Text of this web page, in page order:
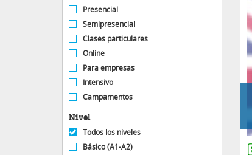
Presencial
Semipresencial
Clases particulares
Online
Para empresas
Intensivo
Campamentos
Nivel
Todos los niveles
Básico (A1-A2)